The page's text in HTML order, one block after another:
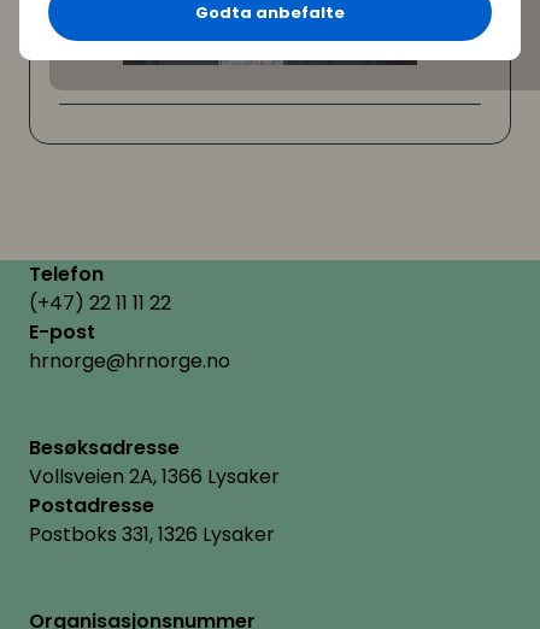
Godta anbefalte
Telefon
(+47) 22 11 11 22
E-post
hrnorge@hrnorge.no
Besøksadresse
Vollsveien 2A, 1366 Lysaker
Postadresse
Postboks 331, 1326 Lysaker
Organisasjonsnummer